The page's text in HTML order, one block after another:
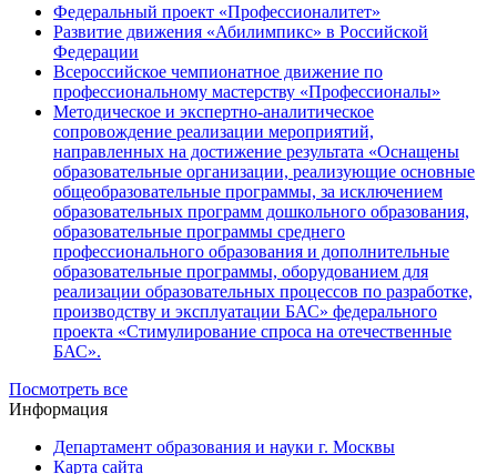
Федеральный проект «Профессионалитет»
Развитие движения «Абилимпикс» в Российской
Федерации
Всероссийское чемпионатное движение по
профессиональному мастерству «Профессионалы»
Методическое и экспертно-аналитическое
сопровождение реализации мероприятий,
направленных на достижение результата «Оснащены
образовательные организации, реализующие основные
общеобразовательные программы, за исключением
образовательных программ дошкольного образования,
образовательные программы среднего
профессионального образования и дополнительные
образовательные программы, оборудованием для
реализации образовательных процессов по разработке,
производству и эксплуатации БАС» федерального
проекта «Стимулирование спроса на отечественные
БАС».
Посмотреть все
Информация
Департамент образования и науки г. Москвы
Карта сайта